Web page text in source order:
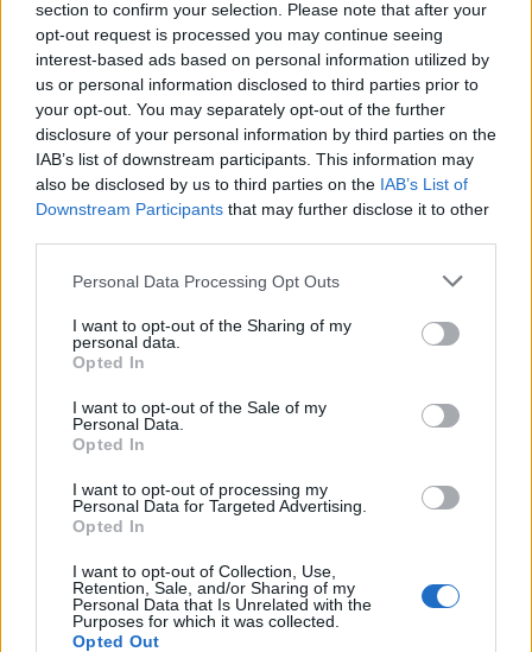
section to confirm your selection. Please note that after your
opt-out request is processed you may continue seeing
interest-based ads based on personal information utilized by
us or personal information disclosed to third parties prior to
your opt-out. You may separately opt-out of the further
disclosure of your personal information by third parties on the
IAB’s list of downstream participants. This information may
also be disclosed by us to third parties on the IAB’s List of
Downstream Participants that may further disclose it to other
Personal Data Processing Opt Outs
I want to opt-out of the Sharing of my
personal data.
Opted In
I want to opt-out of the Sale of my
Personal Data.
Opted In
I want to opt-out of processing my
Personal Data for Targeted Advertising.
Opted In
I want to opt-out of Collection, Use,
Retention, Sale, and/or Sharing of my
Personal Data that Is Unrelated with the
Purposes for which it was collected.
Opted Out
02 Αυγ 2025
Περίοδος μόνο 2 μέρες: Είναι
φυσιολογικό ή δείχνει ορμονική
ανισορροπία;
Περισσότερα